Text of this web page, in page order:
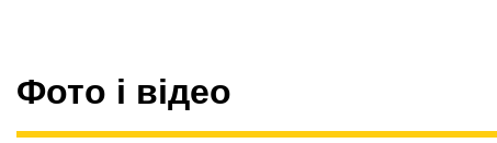
Фото і відео